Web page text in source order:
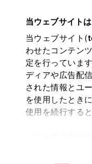
は必須です。
当ウェブサイト
当ウェブサイト(
わせたコンテン
定を行っていま
ディアや広告配
された情報とユ
を使用したとき
使用を続行する
中古車：
お客さま情報の